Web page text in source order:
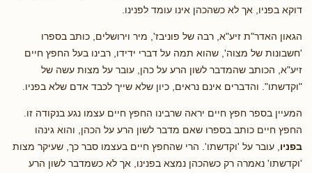
דוקא בפניו, אך לא כשהכהן אינו עומד לפנינו.
הגאון האדר"ת זיע"א, רבה של פוניבז', מיר וירושלים, כותב בספרו
'חשבונות של מצוה', שהוא תמה על דברי ידידו, רבינו בעל החפץ חיים
זיע"א, הכותב שהמדבר לשון הרע על כהן, עובר על מצות עשה של
"וקדשתו". והדברים אינם נראים, כיון שלא שייך לכבד אדם שלא בפניו.
המעיין בספר חפץ חיים יראה שרבינו החפץ חיים עצמו נגע בנקודה זו.
החפץ חיים כותב בספרו שאם מדבר לשון הרע על הכהן, והוא גינהו
בפניו , עובר על 'וקדשתו'. הרי שהחפץ חיים בעצמו סבר כך, שעיקר מצות
'וקדשתו' נאמרה רק כשהכהן נמצא בפנינו, אך לא כשמדבר לשון הרע